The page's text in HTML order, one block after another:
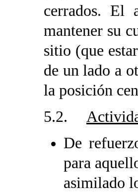
cerrados. El
mantener su
sitio (que
de un lado a
la posición
5.2.
De
para
asimilado